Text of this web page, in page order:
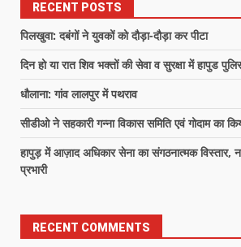
RECENT POSTS
पिलखुवा: दबंगों ने युवकों को दौड़ा-दौड़ा कर पीटा
दिन हो या रात शिव भक्तों की सेवा व सुरक्षा में हापुड
धौलाना: गांव लालपुर में पथराव
सीडीओ ने सहकारी गन्ना विकास समिति एवं गोदाम का
हापुड़ में आज़ाद अधिकार सेना का संगठनात्मक विस्तार,
प्रभारी
RECENT COMMENTS